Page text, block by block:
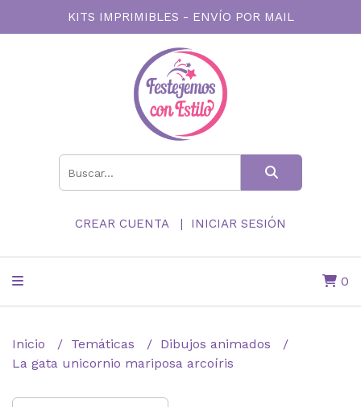
KITS IMPRIMIBLES - ENVÍO POR MAIL
CREAR CUENTA INICIAR SESIÓN
0
Inicio Temáticas
Dibujos animados
La gata unicornio mariposa arcoíris